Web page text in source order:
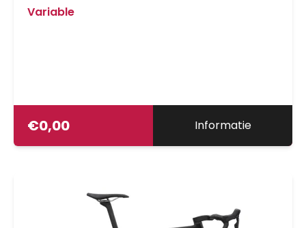
Variable
€0,00 Informatie